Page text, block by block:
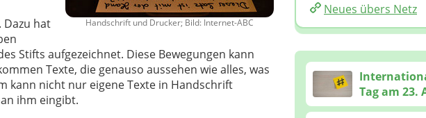
Handschrift und Drucker; Bild: Internet-ABC
Dazu hat
Stifts aufgezeichnet. Diese Bewegungen kann
Texte, die genauso aussehen wie alles, was
kann nicht nur eigene Texte in Handschrift
ihm eingibt.
Neues übers Netz
Tag am 23.